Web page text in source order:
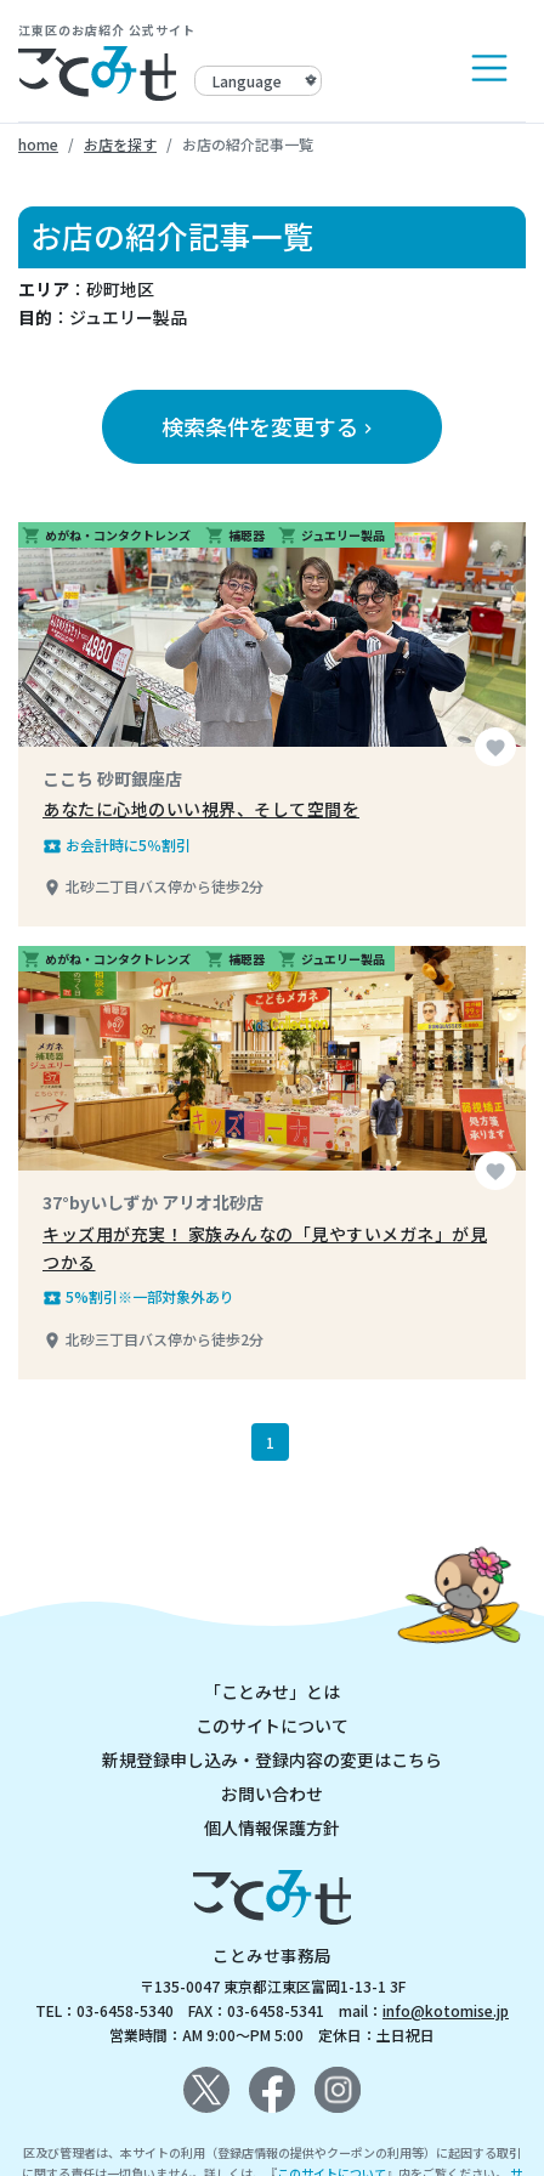
江東区のお店紹介 公式サイト
home お店を探す お店の紹介記事一覧
お店の紹介記事一覧
エリア ：砂町地区
目的 ：ジュエリー製品
検索条件を変更する keyboard_arrow_right
shopping_cart めがね・コンタクトレンズ shopping_cart 補聴器 shopping_cart ジュエリー製品
favorite
ここち 砂町銀座店
あなたに心地のいい視界、そして空間を
local_play お会計時に5％割引
place 北砂二丁目バス停から徒歩2分
shopping_cart めがね・コンタクトレンズ shopping_cart 補聴器 shopping_cart ジュエリー製品
favorite
37°byいしずか アリオ北砂店
キッズ用が充実！ 家族みんなの「見やすいメガネ」が見
つかる
local_play 5%割引※一部対象外あり
place 北砂三丁目バス停から徒歩2分
1
「ことみせ」とは
このサイトについて
新規登録申し込み・登録内容の変更はこちら
お問い合わせ
個人情報保護方針
ことみせ事務局
〒135-0047 東京都江東区富岡1-13-1 3F
TEL：03-6458-5340 FAX：03-6458-5341 mail： info@kotomise.jp
営業時間：AM 9:00～PM 5:00 定休日：土日祝日
区及び管理者は、本サイトの利用（登録店情報の提供やクーポンの利用等）に起因する取引